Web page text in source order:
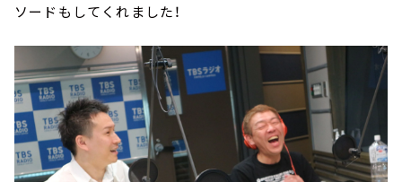
ソードもしてくれました！